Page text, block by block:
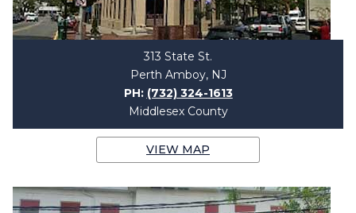
313 State St.
Perth Amboy, NJ
PH: (732) 324-1613
Middlesex County
VIEW MAP